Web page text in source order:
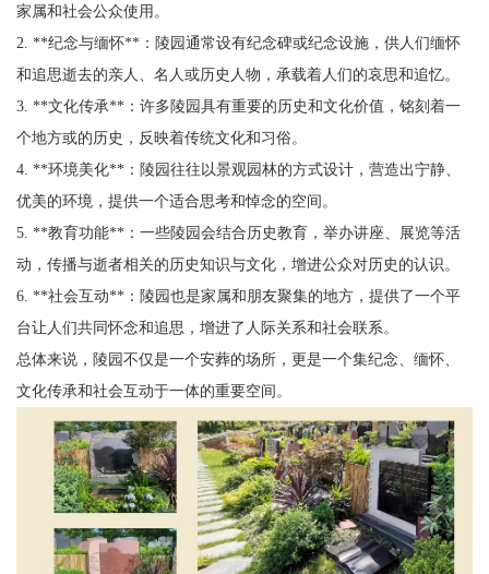
家属和社会公众使用。
2. **纪念与缅怀**：陵园通常设有纪念碑或纪念设施，供人们缅怀
和追思逝去的亲人、名人或历史人物，承载着人们的哀思和追忆。
3. **文化传承**：许多陵园具有重要的历史和文化价值，铭刻着一
个地方或的历史，反映着传统文化和习俗。
4. **环境美化**：陵园往往以景观园林的方式设计，营造出宁静、
优美的环境，提供一个适合思考和悼念的空间。
5. **教育功能**：一些陵园会结合历史教育，举办讲座、展览等活
动，传播与逝者相关的历史知识与文化，增进公众对历史的认识。
6. **社会互动**：陵园也是家属和朋友聚集的地方，提供了一个平
台让人们共同怀念和追思，增进了人际关系和社会联系。
总体来说，陵园不仅是一个安葬的场所，更是一个集纪念、缅怀、
文化传承和社会互动于一体的重要空间。